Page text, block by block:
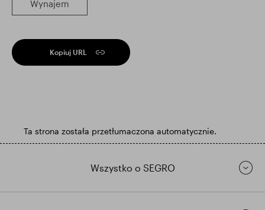
Wynajem
Kopiuj URL
Ta strona została przetłumaczona automatycznie.
Wszystko o SEGRO